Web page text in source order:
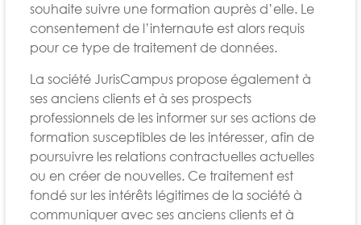
souhaite suivre une formation auprès d’elle. Le
consentement de l’internaute est alors requis
pour ce type de traitement de données.
La société JurisCampus propose également à
ses anciens clients et à ses prospects
professionnels de les informer sur ses actions de
formation susceptibles de les intéresser, afin de
poursuivre les relations contractuelles actuelles
ou en créer de nouvelles. Ce traitement est
fondé sur les intérêts légitimes de la société à
communiquer avec ses anciens clients et à